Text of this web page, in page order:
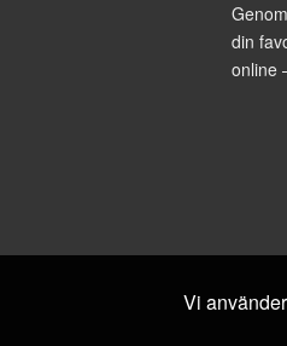
din
online
Vi